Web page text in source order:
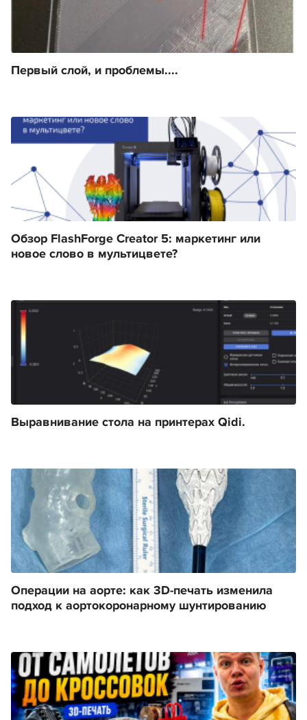
Первый слой, и проблемы....
Обзор FlashForge Creator 5: маркетинг или
новое слово в мультицвете?
Выравнивание стола на принтерах Qidi.
Операции на аорте: как 3D-печать изменила
подход к аортокоронарному шунтированию